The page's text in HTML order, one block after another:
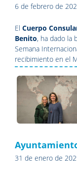
6 de febrero de
El Cuerpo
Benito, ha dado la
Semana
recibimiento en el
31 de enero de